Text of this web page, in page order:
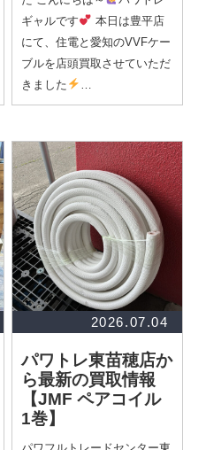
ギャルです
本日は豊平店
にて、住電と愛知のVVFケー
ブルを店頭買取させていただ
きました
2026.07.04
パワトレ東苗穂店か
ら最新の買取情報
【JMF ペアコイル
1巻】